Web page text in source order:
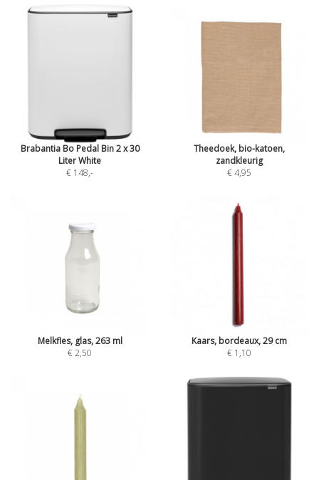
Brabantia Bo Pedal Bin 2 x 30
Liter White
€ 148,-
Theedoek, bio-katoen,
zandkleurig
€ 4,95
Melkfles, glas, 263 ml
€ 2,50
Kaars, bordeaux, 29 cm
€ 1,10